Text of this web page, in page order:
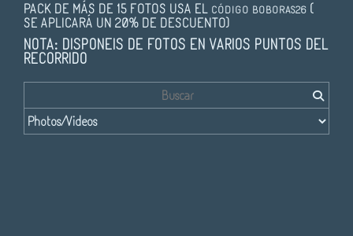
PACK DE MÁS DE 15 FOTOS USA EL CÓDIGO BOBORAS26 (
SE APLICARÁ UN 20% DE DESCUENTO)
NOTA: DISPONEIS DE FOTOS EN VARIOS PUNTOS DEL
RECORRIDO